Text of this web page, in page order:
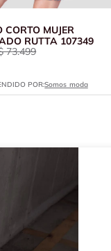
CORTO MUJER
RUTTA 107349
73.499
POR:Somos moda